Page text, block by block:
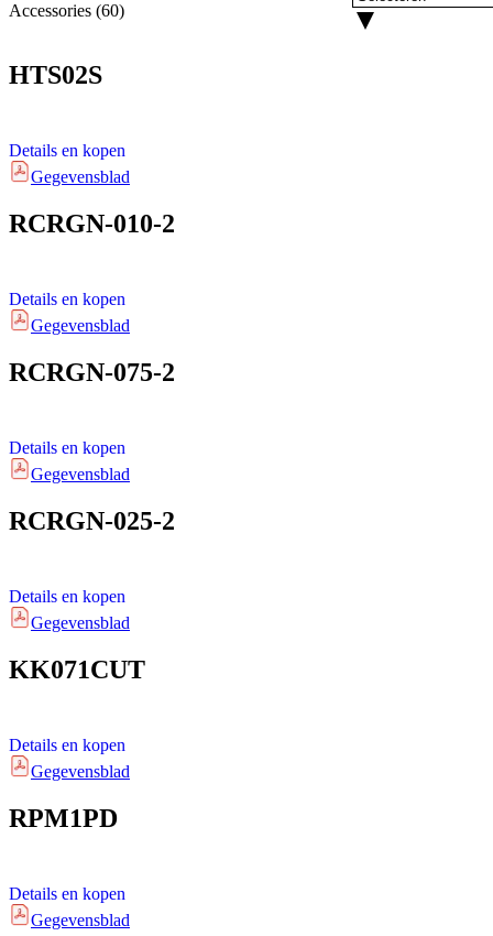
Accessories (60)
HTS02S
Details en kopen
Gegevensblad
RCRGN-010-2
Details en kopen
Gegevensblad
RCRGN-075-2
Details en kopen
Gegevensblad
RCRGN-025-2
Details en kopen
Gegevensblad
KK071CUT
Details en kopen
Gegevensblad
RPM1PD
Details en kopen
Gegevensblad